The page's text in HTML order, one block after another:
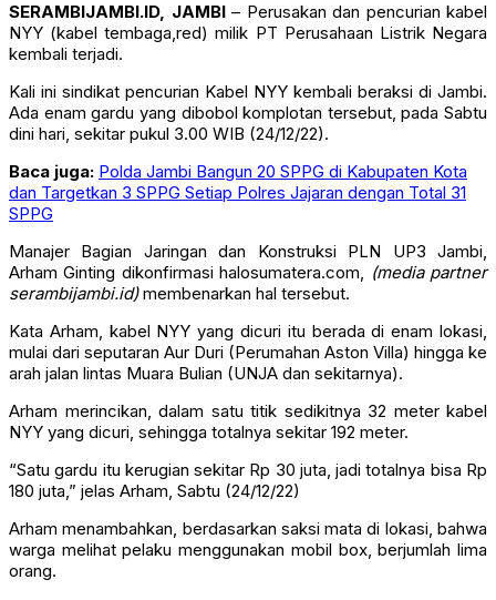
SERAMBIJAMBI.ID, JAMBI– Perusakan dan pencurian kabel
NYY (kabel tembaga,red) milik PT Perusahaan Listrik Negara
kembali terjadi.
Kali ini sindikat pencurian Kabel NYY kembali beraksi di Jambi.
Ada enam gardu yang dibobol komplotan tersebut, pada Sabtu
dini hari, sekitar pukul 3.00 WIB (24/12/22).
Baca juga: Polda Jambi Bangun 20 SPPG di Kabupaten Kota
dan Targetkan 3 SPPG Setiap Polres Jajaran dengan Total 31
SPPG
Manajer Bagian Jaringan dan Konstruksi PLN UP3 Jambi,
Arham Ginting dikonfirmasi halosumatera.com, (media partner
serambijambi.id)membenarkan hal tersebut.
Kata Arham, kabel NYY yang dicuri itu berada di enam lokasi,
mulai dari seputaran Aur Duri (Perumahan Aston Villa) hingga ke
arah jalan lintas Muara Bulian (UNJA dan sekitarnya).
Arham merincikan, dalam satu titik sedikitnya 32 meter kabel
NYY yang dicuri, sehingga totalnya sekitar 192 meter.
“Satu gardu itu kerugian sekitar Rp 30 juta, jadi totalnya bisa Rp
180 juta,” jelas Arham, Sabtu (24/12/22)
Arham menambahkan, berdasarkan saksi mata di lokasi, bahwa
warga melihat pelaku menggunakan mobil box, berjumlah lima
orang.